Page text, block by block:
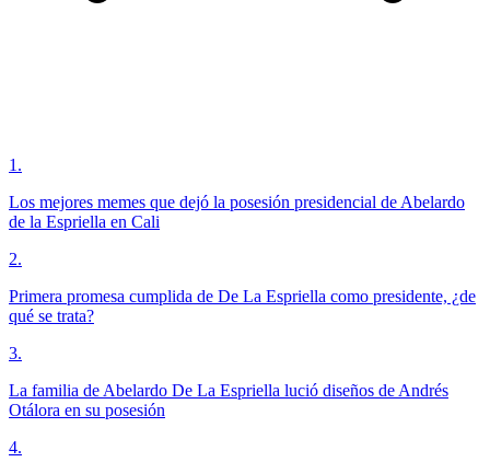
1 .
Los mejores memes que dejó la posesión presidencial de Abelardo
de la Espriella en Cali
2.
Primera promesa cumplida de De La Espriella como presidente, ¿de
qué se trata?
3.
La familia de Abelardo De La Espriella lució diseños de Andrés
Otálora en su posesión
4.